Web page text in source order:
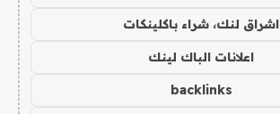
اشراق لنك، شراء باكلينكات
اعلانات الباك لينك
backlinks